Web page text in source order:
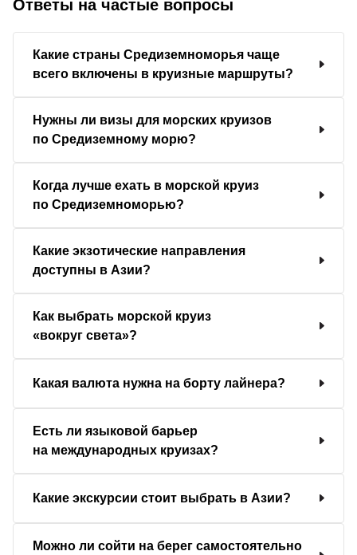
Ответы на частые вопросы
Какие страны Средиземноморья чаще
всего включены в круизные маршруты?
Нужны ли визы для морских круизов
по Средиземному морю?
Когда лучше ехать в морской круиз
по Средиземноморью?
Какие экзотические направления
доступны в Азии?
Как выбрать морской круиз
«вокруг света»?
Какая валюта нужна на борту лайнера?
Есть ли языковой барьер
на международных круизах?
Какие экскурсии стоит выбрать в Азии?
Можно ли сойти на берег самостоятельно